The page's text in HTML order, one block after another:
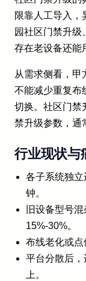
限靠人工导入，
园社区门禁升级
存在老设备还能
从需求侧看，甲
不能减少重复布
切换。社区门禁
禁升级参数，通
行业现状与
各子系统独
钟。
旧设备型号
15%-30%。
布线老化或点
平台分散后，
上。